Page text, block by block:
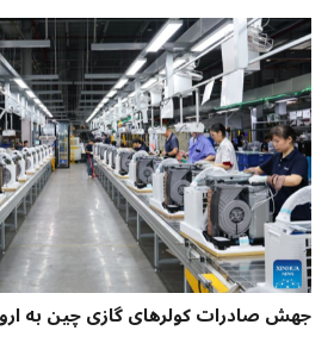
جهش صادرات کولرهای گازی چین به